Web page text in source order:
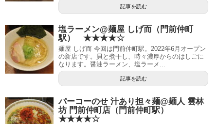
記事を読む
塩ラーメン@麺屋 しげ而（門前仲町
駅） ★★★★☆
麺屋 しげ而 今回は門前仲町駅。2022年6月オープン
の新店です。貝と煮干し、時々濃厚からのはしごに
なります。醤油ラーメン、塩ラーメ...
記事を読む
パーコーのせ 汁あり担々麺@麺人 雲林
坊 門前仲町店（門前仲町駅）
★★★★☆